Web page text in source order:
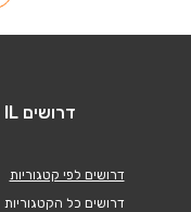
דרושים IL אתר הדרושים של ישראל
דרושים לפי קטגוריות
דרושים כל הקטגוריות